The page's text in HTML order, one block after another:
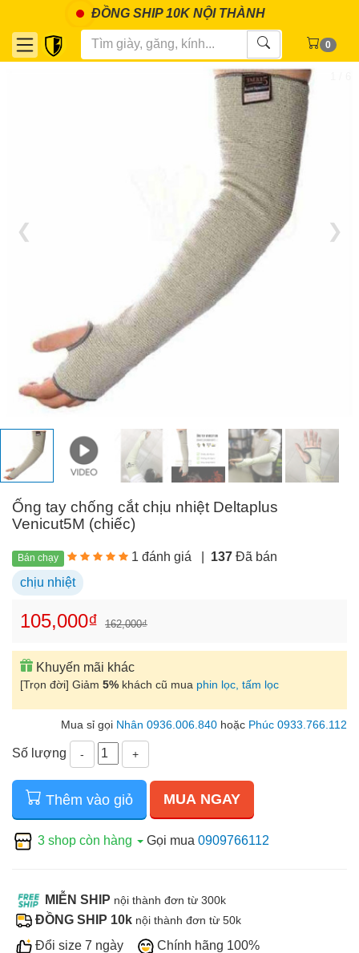
ĐỒNG SHIP 10K NỘI THÀNH
0
❮ ❯
Ống tay chống cắt chịu nhiệt Deltaplus
Venicut5M (chiếc)
Bán chạy 1 đánh giá 137 Đã bán
chịu nhiệt
105,000₫ 162,000₫
Khuyến mãi khác
[Trọn đời] Giảm 5% khách cũ mua phin lọc, tấm lọc
Mua sỉ gọi Nhân 0936.006.840 hoặc Phúc 0933.766.112
Số lượng - +
Thêm vào giỏ MUA NGAY
3 shop còn hàng Gọi mua 0909766112
MIỄN SHIP nội thành đơn từ 300k
ĐỒNG SHIP 10k nội thành đơn từ 50k
Đổi size 7 ngày Chính hãng 100%